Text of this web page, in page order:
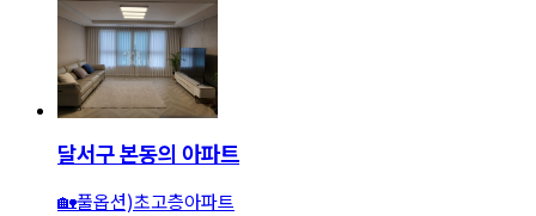
달서구 본동의 아파트
🏡풀옵션)초고층아파트